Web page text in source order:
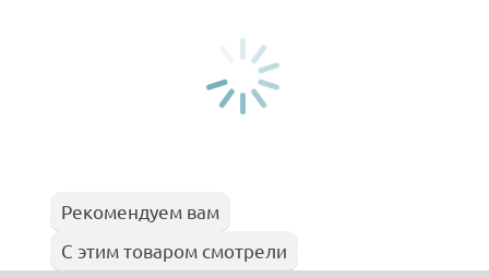
Рекомендуем вам
С этим товаром смотрели